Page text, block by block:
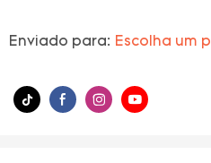
Enviado para: Escolha um